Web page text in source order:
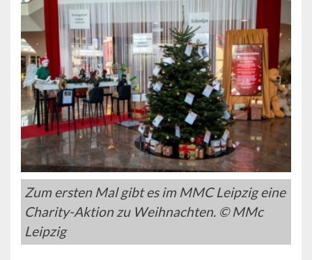
Zum ersten Mal gibt es im MMC Leipzig eine
Charity-Aktion zu Weihnachten. © MMc
Leipzig